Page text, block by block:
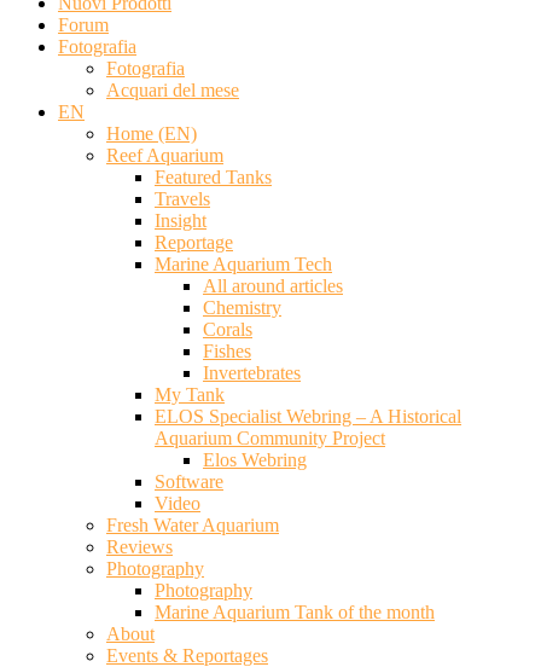
Forum
Fotografia
Fotografia
Acquari del mese
EN
Home (EN)
Reef Aquarium
Featured Tanks
Travels
Insight
Reportage
Marine Aquarium Tech
All around articles
Chemistry
Corals
Fishes
Invertebrates
My Tank
ELOS Specialist Webring – A Historical
Aquarium Community Project
Elos Webring
Software
Video
Fresh Water Aquarium
Reviews
Photography
Photography
Marine Aquarium Tank of the month
About
Events & Reportages